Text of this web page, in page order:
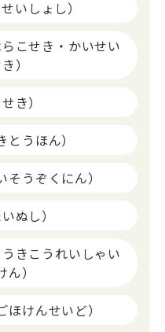
いしょし）
こせき・かいせい
）
き）
うほん）
うぞくにん）
ぬし）
きこうれいしゃい
）
けんせいど）